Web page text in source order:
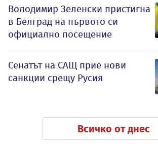
Володимир Зеленски пристигна
в Белград на първото си
официално посещение
Сенатът на САЩ прие нови
санкции срещу Русия
Всичко от днес